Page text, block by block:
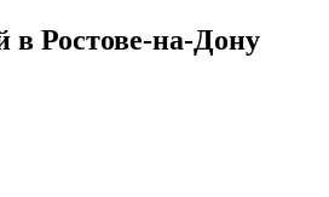
в Ростове-на-Дону